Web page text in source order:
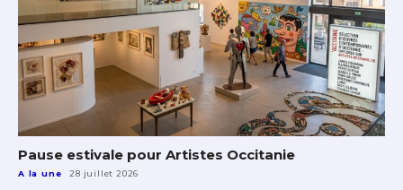
Pause estivale pour Artistes Occitanie
A la une 28 juillet 2026